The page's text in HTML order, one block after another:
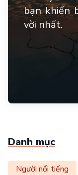
bạn khiến
vời nhất.
Danh mục
Người nổi tiếng